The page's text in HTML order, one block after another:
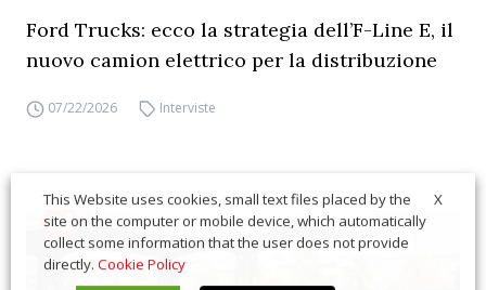
Ford Trucks: ecco la strategia dell’F-Line E, il
nuovo camion elettrico per la distribuzione
07/22/2026 Interviste
X
This Website uses cookies, small text files placed by the
site on the computer or mobile device, which automatically
collect some information that the user does not provide
directly. Cookie Policy